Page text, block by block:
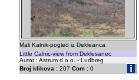
Mali Kalnik-pogled iz Dekleanca
Little Calnic-view from Deklesanec
Autor : Astrum d.o.o. - Ludbreg
Broj klikova :207 Com :0